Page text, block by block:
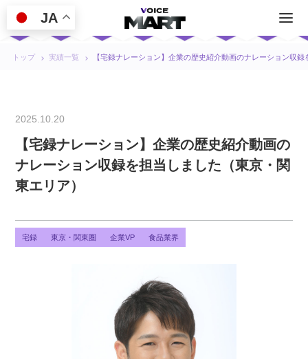
トップ 実績一覧 【宅録ナレーション】企業の歴史紹介動画のナレーション収
2025.10.20
【宅録ナレーション】企業の歴史紹介動画の
ナレーション収録を担当しました（東京・関
東エリア）
宅録 東京・関東圏 企業VP 食品業界
JA